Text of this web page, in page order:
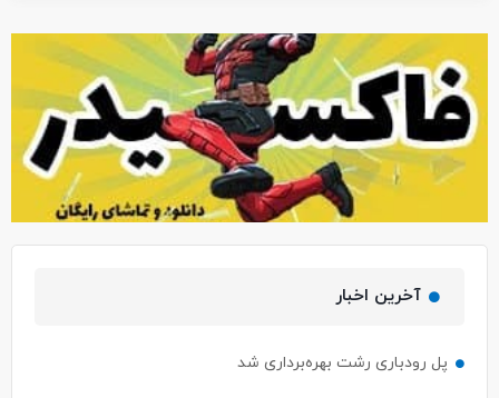
آخرین اخبار
پل رودباری رشت بهره‌برداری شد